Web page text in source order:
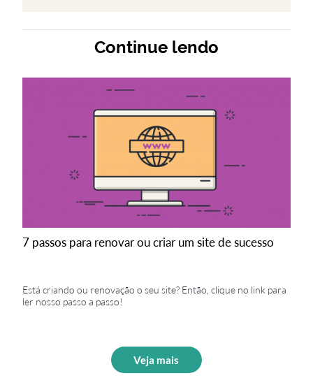
Continue lendo
7 passos para renovar ou criar um site de sucesso
Está criando ou renovação o seu site? Então, clique no link para
ler nosso passo a passo!
Veja mais